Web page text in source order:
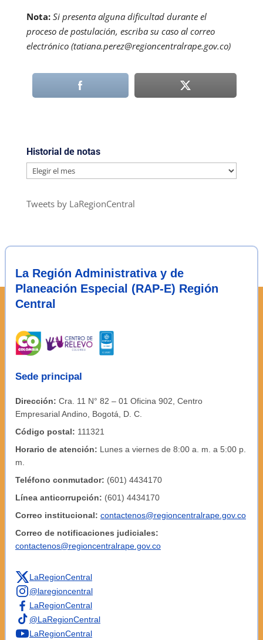
Nota: Si presenta alguna dificultad durante el
proceso de postulación, escriba su caso al correo
electrónico (tatiana.perez@regioncentralrape.gov.co)
Historial de notas
Historial
notas
Tweets by LaRegionCentral
La Región Administrativa y de
Planeación Especial (RAP-E) Región
Central
Sede principal
Dirección: Cra. 11 N° 82 – 01 Oficina 902, Centro
Empresarial Andino, Bogotá, D. C.
Código postal: 111321
Horario de atención: Lunes a viernes de 8:00 a. m. a 5:00 p.
m.
Teléfono conmutador: (601) 4434170
Línea anticorrupción: (601) 4434170
Correo institucional: contactenos@regioncentralrape.gov.co
Correo de notificaciones judiciales:
contactenos@regioncentralrape.gov.co
LaRegionCentral
@laregioncentral
LaRegionCentral
@LaRegionCentral
LaRegionCentral